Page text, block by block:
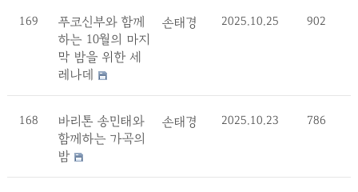
169
푸코신부와 함께
하는 10월의 마지
막 밤을 위한 세
레나데
손태경 2025.10.25 902
168
바리톤 송민태와
함께하는 가곡의
밤
손태경 2025.10.23 786